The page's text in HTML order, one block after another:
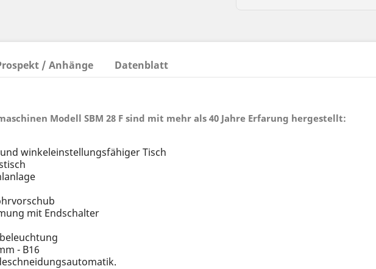
/ Anhänge Datenblatt
Modell SBM 28 F sind mit mehr als 40 Jahre Erfarung hergestellt:
winkeleinstellungsfähiger Tisch
mit Endschalter
- B16